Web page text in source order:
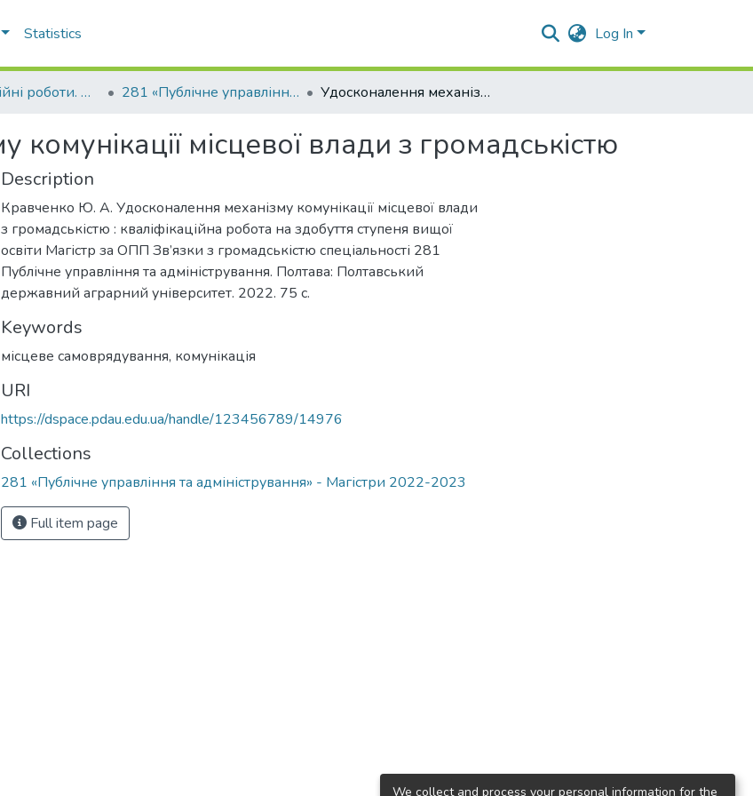
Statistics Log In
Кваліфікаційні роботи. ННІ економіки, управління, права та ІТ 281 «Публічне управління та адміністрування» - Магістри 2022-2023 Удосконалення механізму комунікації місцевої влади з громадськістю
місцевої влади з громадськістю
Description
Кравченко Ю. А. Удосконалення механізму комунікації місцевої влади
з громадськістю : кваліфікаційна робота на здобуття ступеня вищої
освіти Магістр за ОПП Зв’язки з громадськістю спеціальності 281
Публічне управління та адміністрування. Полтава: Полтавський
державний аграрний університет. 2022. 75 с.
Keywords
місцеве самоврядування, комунікація
URI
https://dspace.pdau.edu.ua/handle/123456789/14976
Collections
281 «Публічне управління та адміністрування» - Магістри 2022-2023
Full item page
We collect and process your personal information for the